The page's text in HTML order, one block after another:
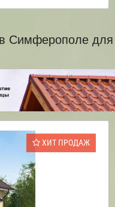
Симферополе для
ХИТ ПРОДАЖ